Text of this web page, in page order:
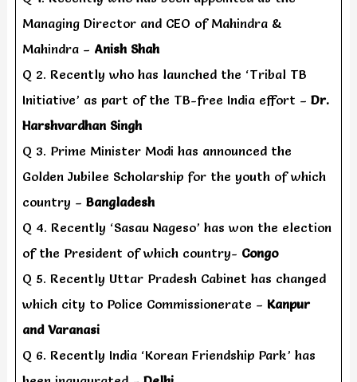
Managing Director and CEO of Mahindra &
Mahindra – Anish Shah
Q 2. Recently who has launched the ‘Tribal TB
Initiative’ as part of the TB-free India effort – Dr.
Harshvardhan Singh
Q 3. Prime Minister Modi has announced the
Golden Jubilee Scholarship for the youth of which
country – Bangladesh
Q 4. Recently ‘Sasau Nageso’ has won the election
of the President of which country- Congo
Q 5. Recently Uttar Pradesh Cabinet has changed
which city to Police Commissionerate – Kanpur
and Varanasi
Q 6. Recently India ‘Korean Friendship Park’ has